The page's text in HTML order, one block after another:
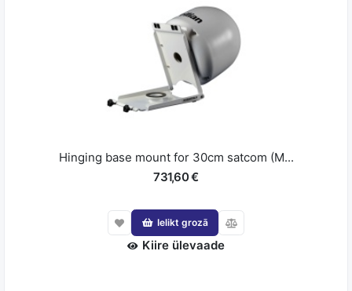
Hinging base mount for 30cm satcom (M...
731,60 €
Ielikt grozā
Kiire ülevaade